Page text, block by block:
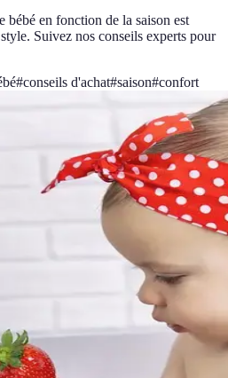
bébé en fonction de la saison est
Suivez nos conseils experts pour
#conseils d'achat#saison#confort